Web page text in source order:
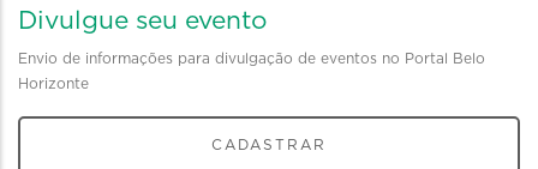
Divulgue seu evento
Envio de informações para divulgação de eventos no Portal Belo
Horizonte
CADASTRAR